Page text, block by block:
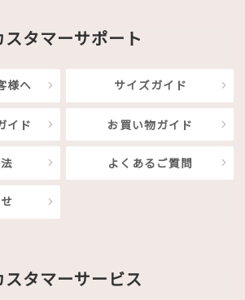
スタマーサポート
様へ サイズガイド
イド お買い物ガイド
よくあるご質問
スタマーサービス